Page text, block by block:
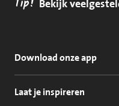
Tip! Bekijk
Download onze app
Laat je inspireren